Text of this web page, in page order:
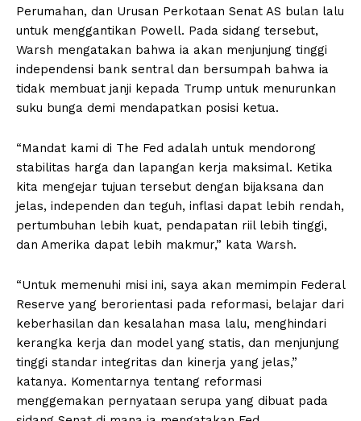
Perumahan, dan Urusan Perkotaan Senat AS bulan lalu
untuk menggantikan Powell. Pada sidang tersebut,
Warsh mengatakan bahwa ia akan menjunjung tinggi
independensi bank sentral dan bersumpah bahwa ia
tidak membuat janji kepada Trump untuk menurunkan
suku bunga demi mendapatkan posisi ketua.
“Mandat kami di The Fed adalah untuk mendorong
stabilitas harga dan lapangan kerja maksimal. Ketika
kita mengejar tujuan tersebut dengan bijaksana dan
jelas, independen dan teguh, inflasi dapat lebih rendah,
pertumbuhan lebih kuat, pendapatan riil lebih tinggi,
dan Amerika dapat lebih makmur,” kata Warsh.
“Untuk memenuhi misi ini, saya akan memimpin Federal
Reserve yang berorientasi pada reformasi, belajar dari
keberhasilan dan kesalahan masa lalu, menghindari
kerangka kerja dan model yang statis, dan menjunjung
tinggi standar integritas dan kinerja yang jelas,”
katanya. Komentarnya tentang reformasi
menggemakan pernyataan serupa yang dibuat pada